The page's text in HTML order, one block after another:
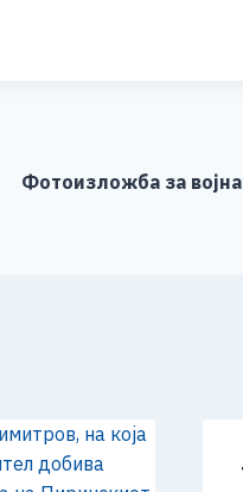
Фотоизложба за